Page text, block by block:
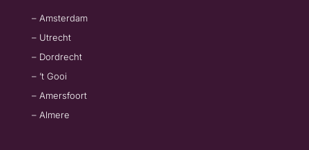
– Amsterdam
– Utrecht
– Dordrecht
– ’t Gooi
– Amersfoort
– Almere